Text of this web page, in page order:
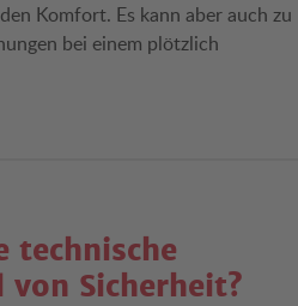
Komfort. Es kann aber auch zu
bei einem plötzlich
technische
Sicherheit?